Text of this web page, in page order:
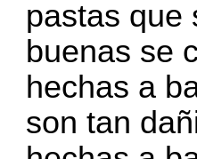
pastas que
buenas se
hechas a
son tan